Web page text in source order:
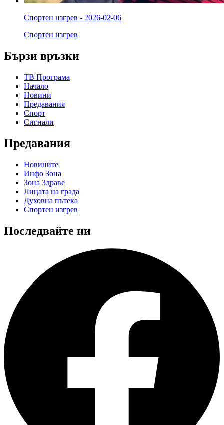
Спортен изгрев - 2026-02-06
Спортен изгрев
Бързи връзки
ТВ Програма
Начало
Новини
Предавания
Спорт
Сигнали
Предавания
Новините
Инфо Зона
Зона Здраве
Лицата на града
Духовна пътека
Спортен изгрев
Последвайте ни